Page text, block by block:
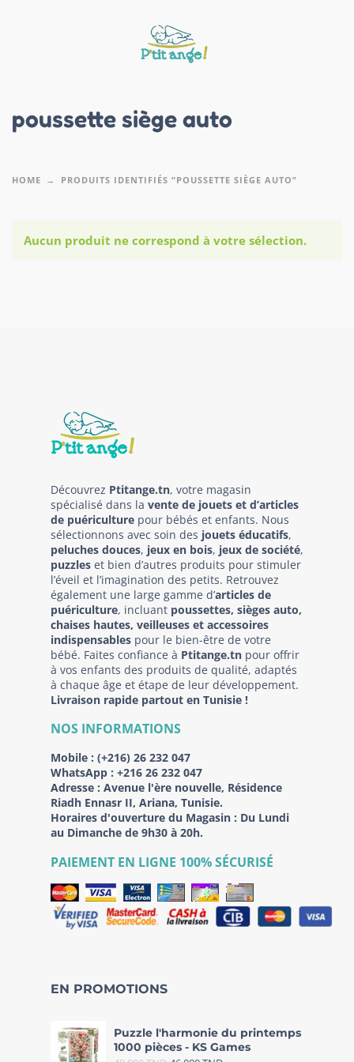
poussette siège auto
HOME PRODUITS IDENTIFIÉS “POUSSETTE SIÈGE AUTO”
Aucun produit ne correspond à votre sélection.
Découvrez Ptitange.tn, votre magasin
spécialisé dans la vente de jouets et d’articles
de puériculture pour bébés et enfants. Nous
sélectionnons avec soin des jouets éducatifs,
peluches douces, jeux en bois, jeux de société,
puzzles et bien d’autres produits pour stimuler
l’éveil et l’imagination des petits. Retrouvez
également une large gamme d’articles de
puériculture, incluant poussettes, sièges auto,
chaises hautes, veilleuses et accessoires
indispensables pour le bien-être de votre
bébé. Faites confiance à Ptitange.tn pour offrir
à vos enfants des produits de qualité, adaptés
à chaque âge et étape de leur développement.
Livraison rapide partout en Tunisie !
NOS INFORMATIONS
Mobile : (+216) 26 232 047
WhatsApp : +216 26 232 047
Adresse : Avenue l'ère nouvelle, Résidence
Riadh Ennasr II, Ariana, Tunisie.
Horaires d'ouverture du Magasin : Du Lundi
au Dimanche de 9h30 à 20h.
PAIEMENT EN LIGNE 100% SÉCURISÉ
EN PROMOTIONS
Puzzle l'harmonie du printemps
1000 pièces - KS Games